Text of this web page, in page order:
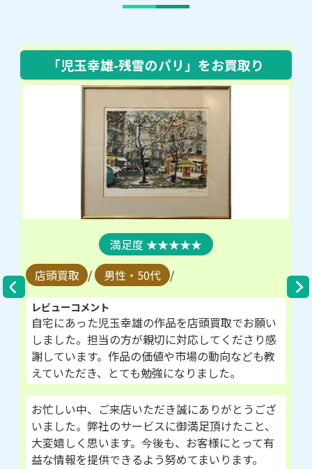
「児玉幸雄-残雪のパリ」 をお買取り
★★★★★
店頭買取 / 男性・50代 /
レビューコメント
自宅にあった児玉幸雄の作品を店頭買取でお願い
しました。担当の方が親切に対応してくださり感
謝しています。作品の価値や市場の動向なども教
えていただき、とても勉強になりました。
お忙しい中、ご来店いただき誠にありがとうござ
いました。弊社のサービスに御満足頂けたこと、
大変嬉しく思います。今後も、お客様にとって有
益な情報を提供できるよう努めてまいります。